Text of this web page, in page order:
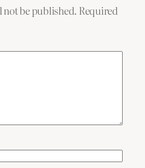
not be published. Required